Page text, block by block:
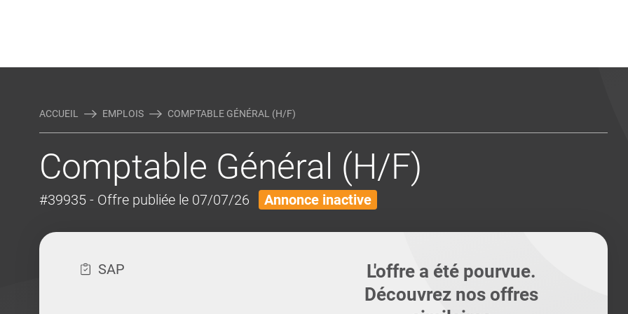
ACCUEIL EMPLOIS COMPTABLE GÉNÉRAL (H/F)
Comptable Général (H/F)
#39935 - Offre publiée le 07/07/26 Annonce inactive
SAP
L'offre a été pourvue.
Découvrez nos offres